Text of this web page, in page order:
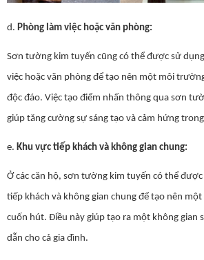
d. Phòng làm việc hoặc văn phòng:
Sơn tường kim tuyến cũng có thể được sử
việc hoặc văn phòng để tạo nên một môi
độc đáo. Việc tạo điểm nhấn thông qua sơn
giúp tăng cường sự sáng tạo và cảm hứng
e. Khu vực tiếp khách và không gian chung:
Ở các căn hộ, sơn tường kim tuyến có thể
tiếp khách và không gian chung để tạo nên
cuốn hút. Điều này giúp tạo ra một không gian
dẫn cho cả gia đình.